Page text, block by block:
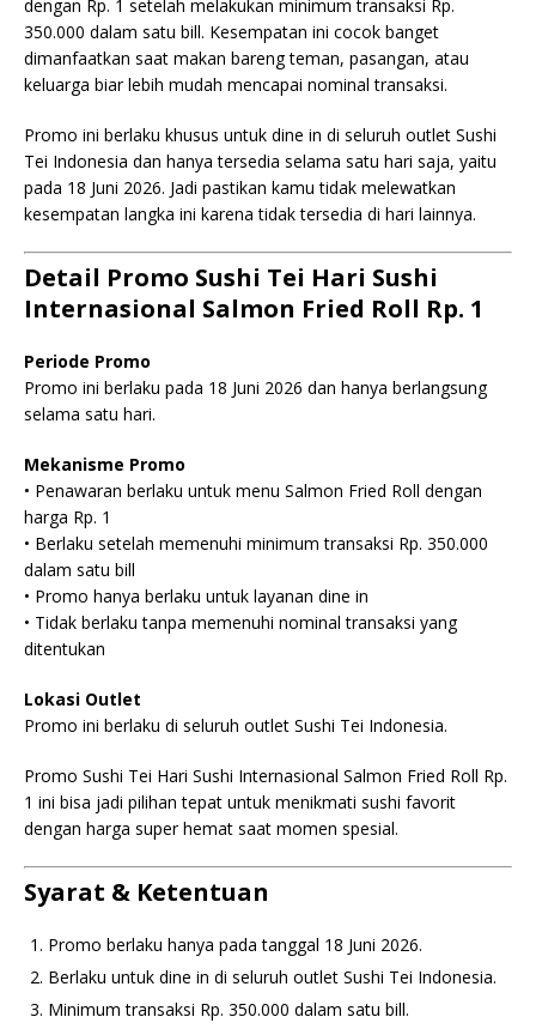
dengan Rp. 1 setelah melakukan minimum transaksi Rp.
350.000 dalam satu bill. Kesempatan ini cocok banget
dimanfaatkan saat makan bareng teman, pasangan, atau
keluarga biar lebih mudah mencapai nominal transaksi.
Promo ini berlaku khusus untuk dine in di seluruh outlet Sushi
Tei Indonesia dan hanya tersedia selama satu hari saja, yaitu
pada 18 Juni 2026. Jadi pastikan kamu tidak melewatkan
kesempatan langka ini karena tidak tersedia di hari lainnya.
Detail Promo Sushi Tei Hari Sushi
Internasional Salmon Fried Roll Rp. 1
Periode Promo
Promo ini berlaku pada 18 Juni 2026 dan hanya berlangsung
selama satu hari.
Mekanisme Promo
• Penawaran berlaku untuk menu Salmon Fried Roll dengan
harga Rp. 1
• Berlaku setelah memenuhi minimum transaksi Rp. 350.000
dalam satu bill
• Promo hanya berlaku untuk layanan dine in
• Tidak berlaku tanpa memenuhi nominal transaksi yang
ditentukan
Lokasi Outlet
Promo ini berlaku di seluruh outlet Sushi Tei Indonesia.
Promo Sushi Tei Hari Sushi Internasional Salmon Fried Roll Rp.
1 ini bisa jadi pilihan tepat untuk menikmati sushi favorit
dengan harga super hemat saat momen spesial.
Syarat & Ketentuan
Promo berlaku hanya pada tanggal 18 Juni 2026.
Berlaku untuk dine in di seluruh outlet Sushi Tei Indonesia.
Minimum transaksi Rp. 350.000 dalam satu bill.